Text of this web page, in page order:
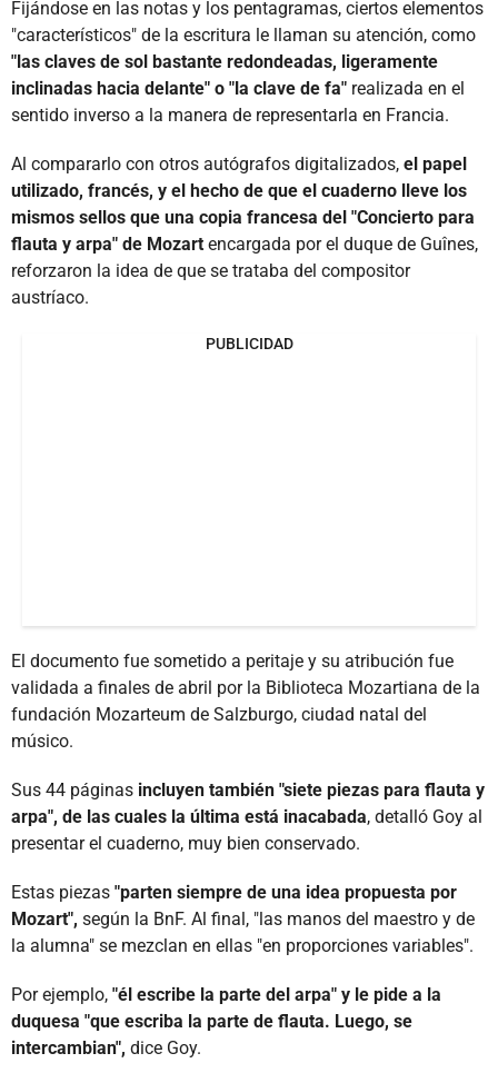
Fijándose en las notas y los pentagramas, ciertos elementos
"característicos" de la escritura le llaman su atención, como
"las claves de sol bastante redondeadas, ligeramente
inclinadas hacia delante" o "la clave de fa" realizada en el
sentido inverso a la manera de representarla en Francia.
Al compararlo con otros autógrafos digitalizados, el papel
utilizado, francés, y el hecho de que el cuaderno lleve los
mismos sellos que una copia francesa del "Concierto para
flauta y arpa" de Mozart encargada por el duque de Guînes,
reforzaron la idea de que se trataba del compositor
austríaco.
PUBLICIDAD
El documento fue sometido a peritaje y su atribución fue
validada a finales de abril por la Biblioteca Mozartiana de la
fundación Mozarteum de Salzburgo, ciudad natal del
músico.
Sus 44 páginas incluyen también "siete piezas para flauta y
arpa", de las cuales la última está inacabada, detalló Goy al
presentar el cuaderno, muy bien conservado.
Estas piezas "parten siempre de una idea propuesta por
Mozart", según la BnF. Al final, "las manos del maestro y de
la alumna" se mezclan en ellas "en proporciones variables".
Por ejemplo, "él escribe la parte del arpa" y le pide a la
duquesa "que escriba la parte de flauta. Luego, se
intercambian", dice Goy.